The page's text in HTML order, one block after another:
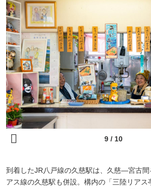
到着したJR八戸線の久慈駅は、久慈―宮古間
アス線の久慈駅も併設。構内の「三陸リアス